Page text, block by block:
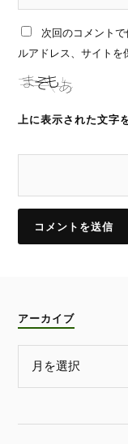
次回のコメント
ルアドレス、サイトを
上に表示された文字
アーカイブ